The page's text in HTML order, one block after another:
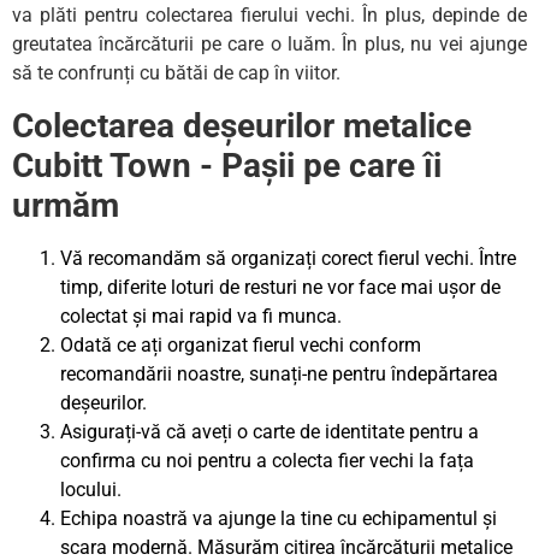
va plăti pentru colectarea fierului vechi. În plus, depinde de
greutatea încărcăturii pe care o luăm. În plus, nu vei ajunge
să te confrunți cu bătăi de cap în viitor.
Colectarea deșeurilor metalice
Cubitt Town - Pașii pe care îi
urmăm
Vă recomandăm să organizați corect fierul vechi. Între
timp, diferite loturi de resturi ne vor face mai ușor de
colectat și mai rapid va fi munca.
Odată ce ați organizat fierul vechi conform
recomandării noastre, sunați-ne pentru îndepărtarea
deșeurilor.
Asigurați-vă că aveți o carte de identitate pentru a
confirma cu noi pentru a colecta fier vechi la fața
locului.
Echipa noastră va ajunge la tine cu echipamentul și
scara modernă. Măsurăm citirea încărcăturii metalice